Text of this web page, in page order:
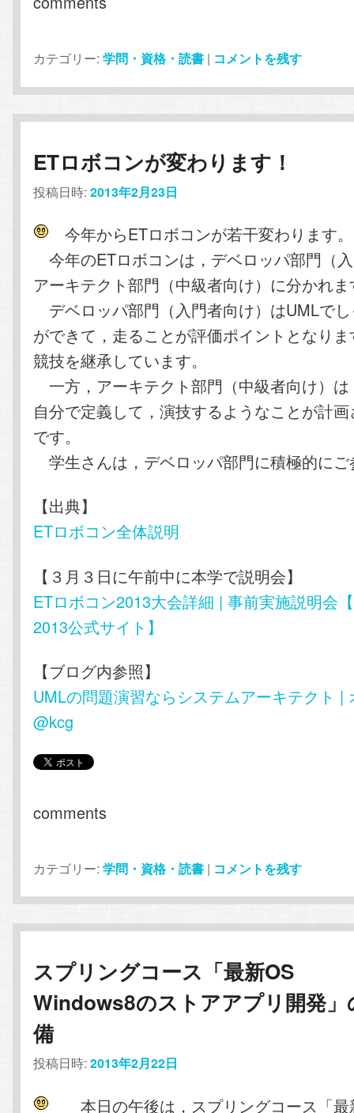
カテゴリー: 学問・資格・読書 | コメントを残す
ETロボコンが変わります！
投稿日時:2013年2月23日
今年からETロボコンが若干変わります。
今年のETロボコンは，デベロッパ部門（
アーキテクト部門（中級者向け）に分かれ
デベロッパ部門（入門者向け）はUMLで
ができて，走ることが評価ポイントとなり
競技を継承しています。
一方，アーキテクト部門（中級者向け）
自分で定義して，演技するようなことが計
です。
学生さんは，デベロッパ部門に積極的に
【出典】
ETロボコン全体説明
【３月３日に午前中に本学で説明会】
ETロボコン2013大会詳細 | 事前実施説明会
2013公式サイト】
【ブログ内参照】
UMLの問題演習ならシステムアーキテクト |
@kcg
comments
カテゴリー: 学問・資格・読書 | コメントを残す
スプリングコース「最新OS
Windows8のストアアプリ開発」
備
投稿日時:2013年2月22日
本日の午後は，スプリングコース「最